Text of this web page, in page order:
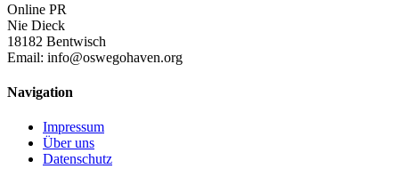
Online PR
Nie Dieck
18182 Bentwisch
Email: info@oswegohaven.org
Navigation
Impressum
Über uns
Datenschutz